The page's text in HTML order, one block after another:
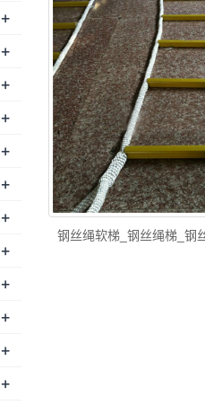
钢丝绳软梯_钢丝绳梯_钢
+
+
+
+
+
+
+
+
+
+
+
+